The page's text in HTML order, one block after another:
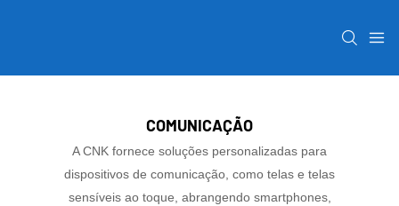
COMUNICAÇÃO
A CNK fornece soluções personalizadas para
dispositivos de comunicação, como telas e telas
sensíveis ao toque, abrangendo smartphones,